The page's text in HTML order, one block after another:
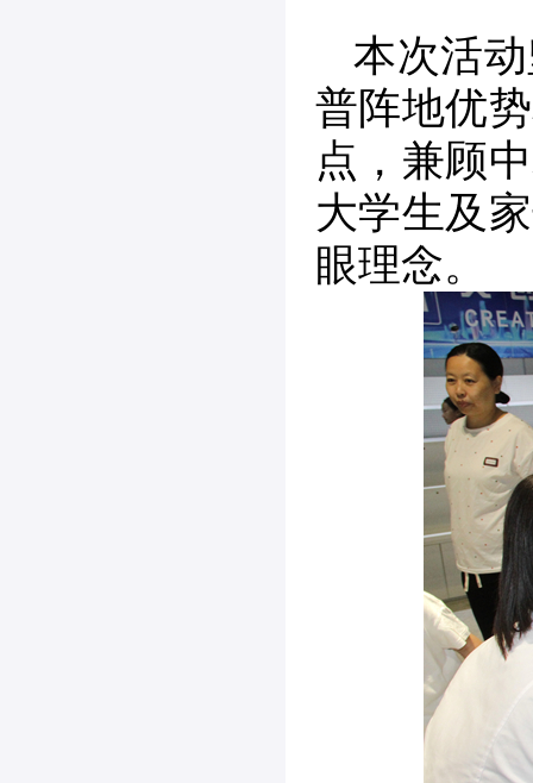
本次活
普阵地优
点，兼顾
大学生及
眼理念。